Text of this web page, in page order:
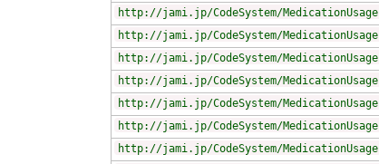
http://jami.jp/CodeSystem/MedicationUsage
http://jami.jp/CodeSystem/MedicationUsage
http://jami.jp/CodeSystem/MedicationUsage
http://jami.jp/CodeSystem/MedicationUsage
http://jami.jp/CodeSystem/MedicationUsage
http://jami.jp/CodeSystem/MedicationUsage
http://jami.jp/CodeSystem/MedicationUsage